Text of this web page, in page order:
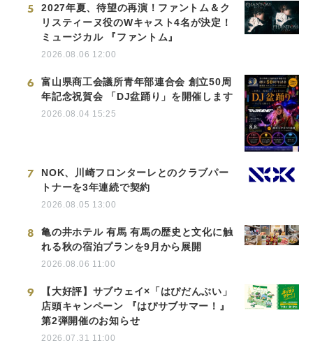
5
2027年夏、待望の再演！ファントム＆ク
リスティーヌ役のWキャスト4名が決定！
ミュージカル 『ファントム』
2026.08.06 12:00
6
富山県商工会議所青年部連合会 創立50周
年記念祝賀会 「DJ盆踊り」を開催します
2026.08.04 15:25
7
NOK、川崎フロンターレとのクラブパー
トナーを3年連続で契約
2026.08.05 13:00
8
亀の井ホテル 有馬 有馬の歴史と文化に触
れる秋の宿泊プランを9月から展開
2026.08.06 11:00
9
【大好評】サブウェイ×「はぴだんぶい」
店頭キャンペーン 『はぴサブサマー！』
第2弾開催のお知らせ
2026.07.31 11:00